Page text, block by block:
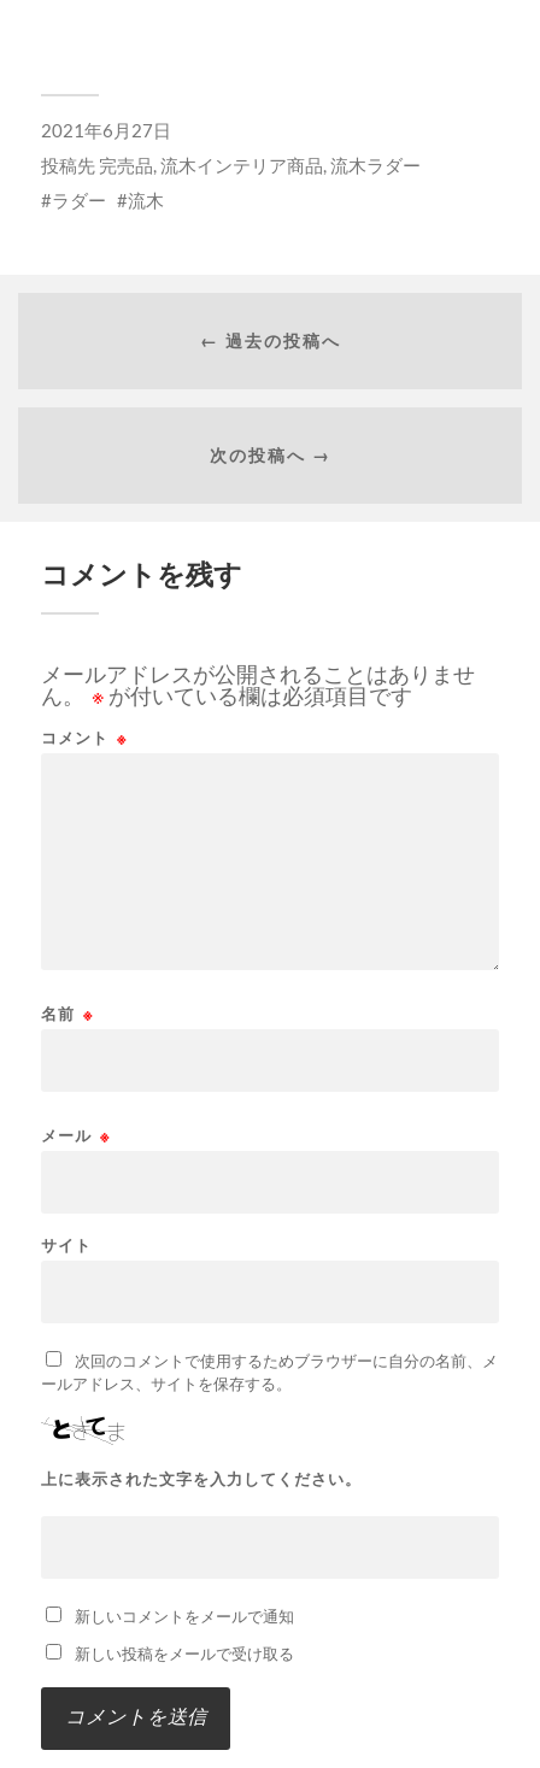
2021年6月27日
投稿先 完売品,流木インテリア商品,流木ラダー
ラダー
流木
← 過去の投稿へ
次の投稿へ →
コメントを残す
メールアドレスが公開されることはありませ
ん。
※ が付いている欄は必須項目です
コメント ※
名前 ※
メール ※
サイト
次回のコメントで使用するためブラウザーに自分の名前、メ
ールアドレス、サイトを保存する。
上に表示された文字を入力してください。
新しいコメントをメールで通知
新しい投稿をメールで受け取る